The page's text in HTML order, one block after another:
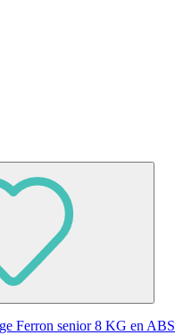
Ferron senior 8 KG en ABS